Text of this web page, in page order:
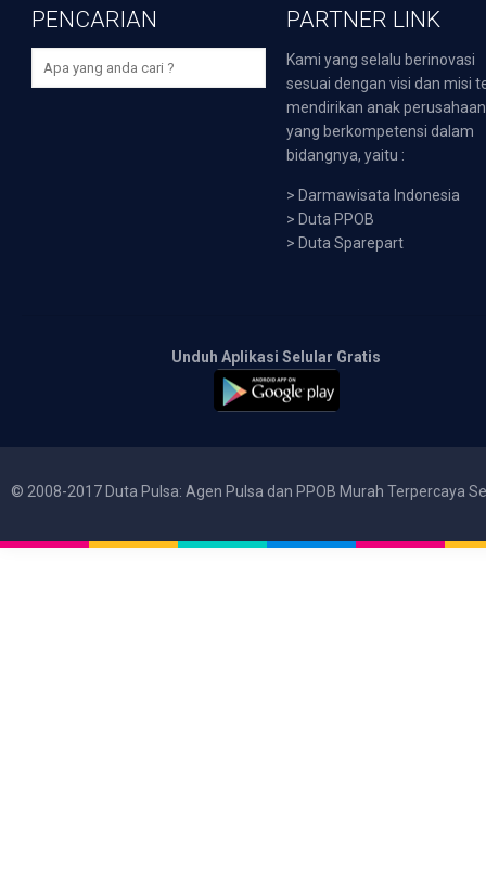
PENCARIAN PARTNER LINK
Kami yang selalu berinovasi
sesuai dengan visi dan misi
mendirikan anak perusahaan
yang berkompetensi dalam
bidangnya, yaitu :
> Darmawisata Indonesia
> Duta PPOB
> Duta Sparepart
Unduh Aplikasi Selular Gratis
© 2008-2017 Duta Pulsa: Agen Pulsa dan PPOB Murah Terpercaya